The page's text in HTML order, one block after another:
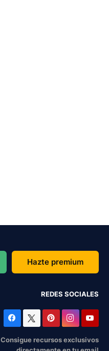
Hazte premium
REDES SOCIALES
Consigue recursos exclusivos